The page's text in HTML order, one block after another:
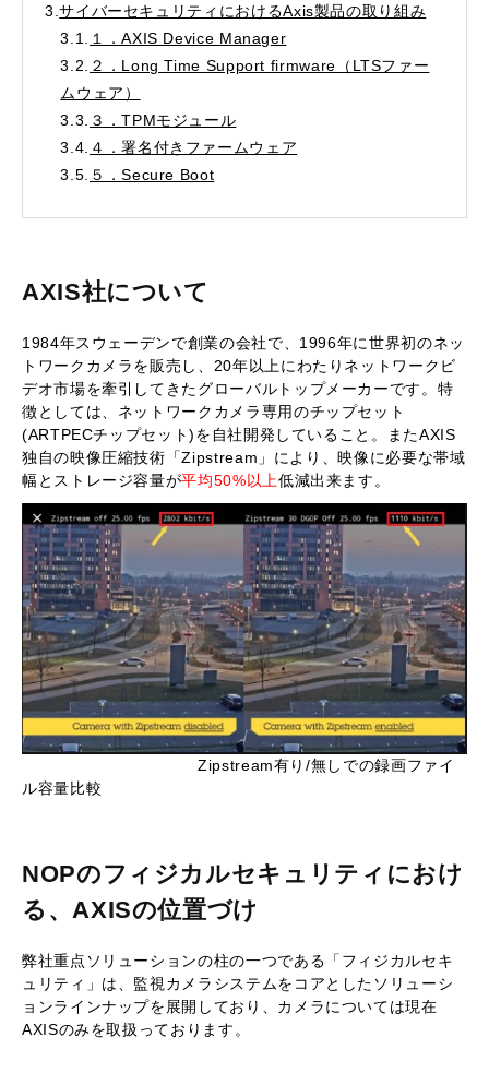
3.サイバーセキュリティにおけるAxis製品の取り組み
3.1.
１．AXIS Device Manager
3.2. ２．Long Time Support firmware（LTSファー
ムウェア）
3.3. ３．TPMモジュール
3.4. ４．署名付きファームウェア
3.5. ５．Secure Boot
AXIS社について
1984年スウェーデンで創業の会社で、1996年に世界初のネッ
トワークカメラを販売し、20年以上にわたりネットワークビ
デオ市場を牽引してきたグローバルトップメーカーです。特
徴としては、ネットワークカメラ専用のチップセット
(ARTPECチップセット)を自社開発していること。またAXIS
独自の映像圧縮技術「Zipstream」により、映像に必要な帯域
幅とストレージ容量が平均50%以上低減出来ます。
Zipstream有り/無しでの録画ファイ
ル容量比較
NOPのフィジカルセキュリティにおけ
る、AXISの位置づけ
弊社重点ソリューションの柱の一つである「フィジカルセキ
ュリティ」は、監視カメラシステムをコアとしたソリューシ
ョンラインナップを展開しており、カメラについては現在
AXISのみを取扱っております。